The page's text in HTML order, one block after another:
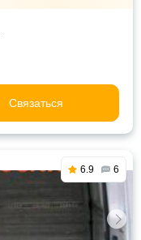
Связаться
6.9 6